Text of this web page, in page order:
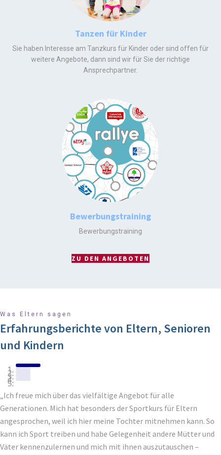
Tanzen für Kinder
Sie haben Interesse am Tanzkurs für Kinder oder sind offen für
weitere Angebote, dann sind wir für Sie der richtige
Ansprechpartner.
Bewerbungstraining
Bewerbungstraining
ZU DEN ANGEBOTEN
Was Eltern sagen
Erfahrungsberichte von Eltern, Senioren
und Kindern
„Ich freue mich über das vielfältige Angebot für alle
Generationen. Mich hat besonders der Sportkurs für Eltern
angesprochen, weil ich hier meine Tochter mitnehmen kann. So
kann ich Sport treiben und habe Gelegenheit andere Mütter und
Väter kennenzulernen und mich mit ihnen auszutauschen –